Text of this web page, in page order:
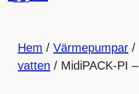
Hem / Värmepumpar /
vatten / MidiPACK-PI